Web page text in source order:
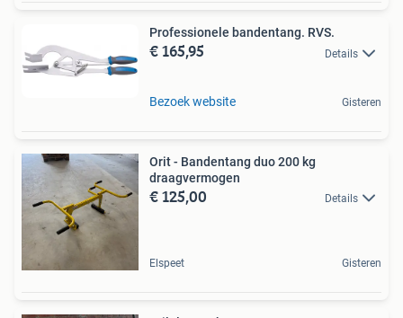
Professionele bandentang. RVS.
€ 165,95 Details
Bezoek website Gisteren
Orit - Bandentang duo 200 kg
draagvermogen
€ 125,00 Details
Elspeet Gisteren